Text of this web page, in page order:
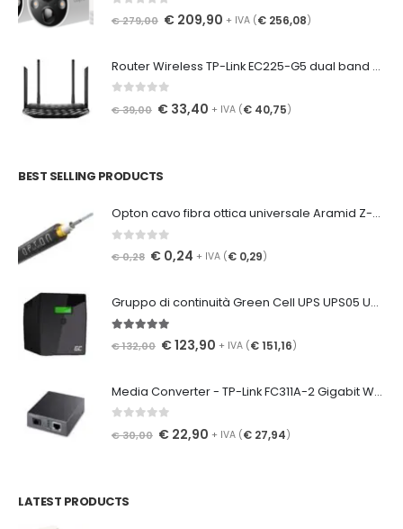
€279,00 € 209,90 + IVA (€ 256,08)
Router Wireless TP-Link EC225-G5 dual band wireless router AC1300 4x GE Aginet (Agile) EasyMesh
€39,00 € 33,40 + IVA (€ 40,75)
BEST SELLING PRODUCTS
Opton cavo fibra ottica universale Aramid Z-XOTKtcdD, 8 fibre G652D
€0,28 € 0,24 + IVA (€ 0,29)
Gruppo di continuità Green Cell UPS UPS05 UPS Power Proof 2000VA 1200W 2x 9Ah
€132,00 €123,90 + IVA (€151,16)
Media Converter - TP-Link FC311A-2 Gigabit WDM Media Converter SM SC/UPC 2km TX 1550nm
€30,00 € 22,90 + IVA (€ 27,94)
LATEST PRODUCTS